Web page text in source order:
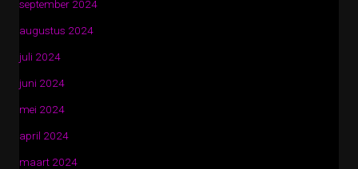
september 2024
augustus 2024
juli 2024
juni 2024
mei 2024
april 2024
maart 2024